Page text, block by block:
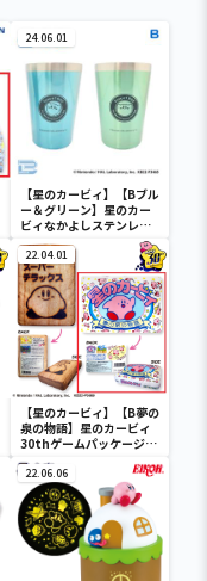
24.06.01
【星のカービィ】【Bブル
ー＆グリーン】星のカー
ビィなかよしステンレス
ペアタンブラー
22.04.01
【星のカービィ】【B夢の
泉の物語】星のカービィ
30thゲームパッケージク
ッション
22.06.06